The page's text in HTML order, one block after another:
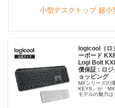
小型デスクトップ 超
logicool（ロ
ーボード
Logi Bolt
償保証 : ロ
ョッピング
MXシリーズの
KEYS」が「
モデルの魅力は